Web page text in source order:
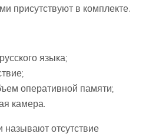
присутствуют в комплекте.
языка;
оперативной памяти;
камера.
называют отсутствие